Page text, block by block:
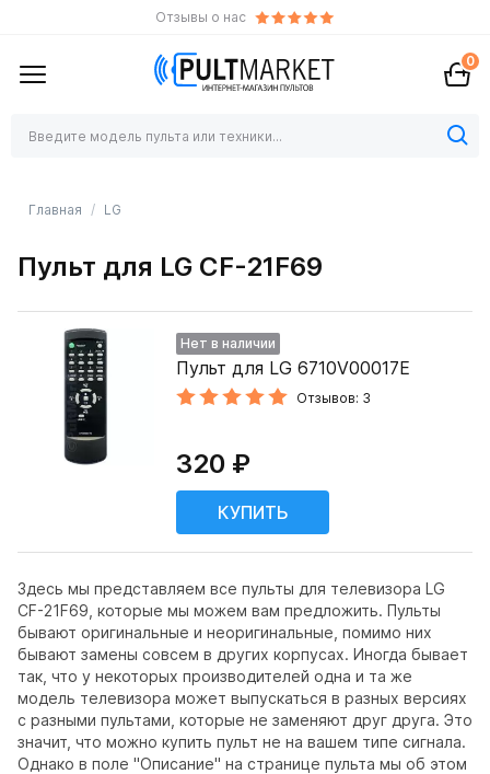
Отзывы о нас
0
Главная LG
Пульт для LG CF-21F69
Здесь мы представляем все пульты для телевизора LG
CF-21F69, которые мы можем вам предложить. Пульты
бывают оригинальные и неоригинальные, помимо них
бывают замены совсем в других корпусах. Иногда бывает
так, что у некоторых производителей одна и та же
модель телевизора может выпускаться в разных версиях
с разными пультами, которые не заменяют друг друга. Это
значит, что можно купить пульт не на вашем типе сигнала.
Однако в поле "Описание" на странице пульта мы об этом
Нет в наличии
Пульт для LG 6710V00017E
Отзывов: 3
320 ₽